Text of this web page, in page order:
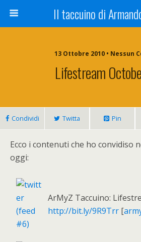
Il taccuino di
13 Ottobre 2010 • Nessun
Lifestream
Condividi Twitta Pin
Ecco i contenuti che ho convidiso
oggi:
ArMyZ Taccuino:
http://bit.ly/9R9Trr [